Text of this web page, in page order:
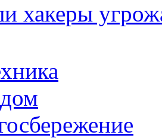
хакеры